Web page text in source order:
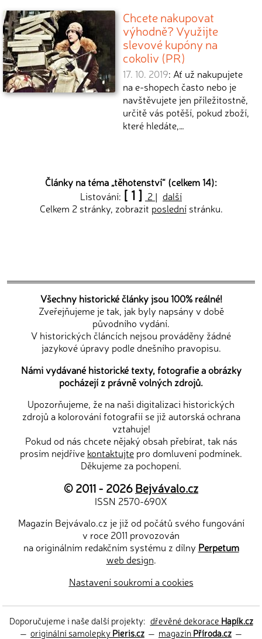
Chcete nakupovat
výhodně? Využijte
slevové kupóny na
cokoliv (PR)
17. 10. 2019: Ať už nakupujete
na e-shopech často nebo je
navštěvujete jen příležitostně,
určitě vás potěší, pokud zboží,
které hledáte,…
Články na téma „těhotenství“ (celkem 14):
Listování: [ 1 ] 2 | další
Celkem 2 stránky, zobrazit poslednístránku.
Všechny historické články jsou 100% reálné!
Zveřejňujeme je tak, jak byly napsány v době
původního vydání.
V historických článcích nejsou prováděny žádné
jazykové úpravy podle dnešního pravopisu.
Námi vydávané historické texty, fotografie a obrázky
pocházejí z právně volných zdrojů.
Upozorňujeme, že na naši digitalizaci historických
zdrojů a kolorování fotografií se již autorská ochrana
vztahuje!
Pokud od nás chcete nějaký obsah přebírat, tak nás
prosím nejdříve kontaktujte pro domluvení podmínek.
Děkujeme za pochopení.
© 2011 - 2026Bejvávalo.cz
ISSN 2570-690X
Magazín Bejvávalo.cz je již od počátů svého fungování
v roce 2011 provozován
na originálním redakčním systému z dílny Perpetum
web design.
Nastavení soukromí a cookies
Doporučujeme i naše další projekty: dřevěné dekorace Hapík.cz
— originální samolepkyPieris.cz — magazínPříroda.cz —